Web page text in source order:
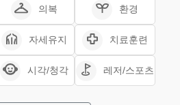
의복 환경
자세유지 치료훈련
시각/청각 레저/스포츠